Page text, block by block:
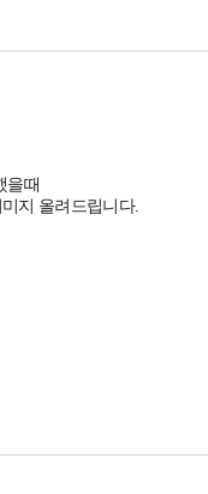
을때
지 올려드립니다.